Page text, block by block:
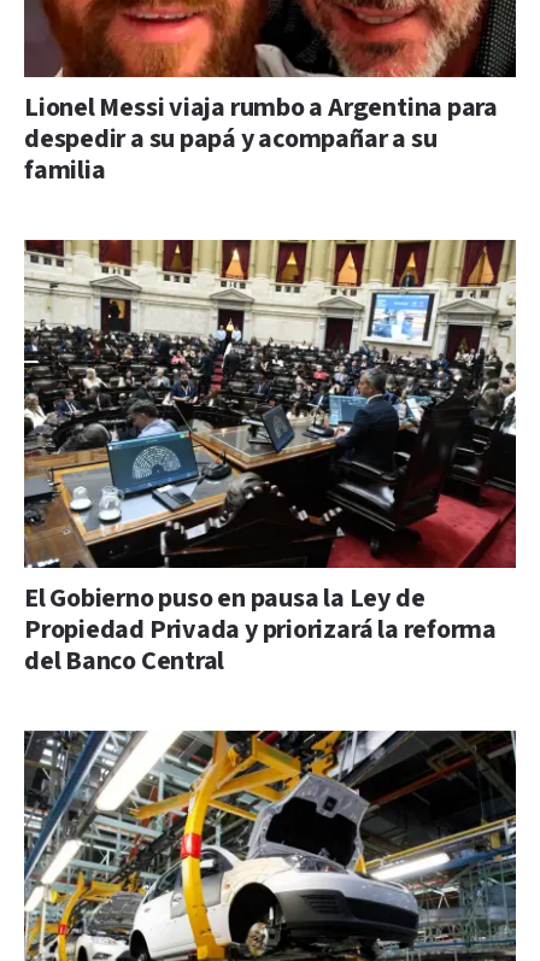
Lionel Messi viaja rumbo a Argentina para
despedir a su papá y acompañar a su
familia
El Gobierno puso en pausa la Ley de
Propiedad Privada y priorizará la reforma
del Banco Central